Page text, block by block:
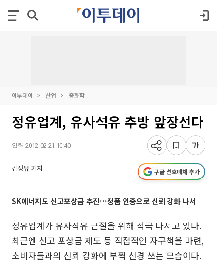
이투데이 산업 중화학
정유업계, 유사석유 추방 앞장선다
입력 2012-02-21 10:40
김정유 기자 구글 선호매체 추가
SK에너지도 신고포상금 추진…정품 인증으로 신뢰 강화 나서
정유업계가 유사석유 근절을 위해 적극 나서고 있다.
최근엔 신고 포상금 제도 등 직접적인 자구책을 마련,
소비자들과의 신뢰 강화에 부쩍 신경 쓰는 모습이다.